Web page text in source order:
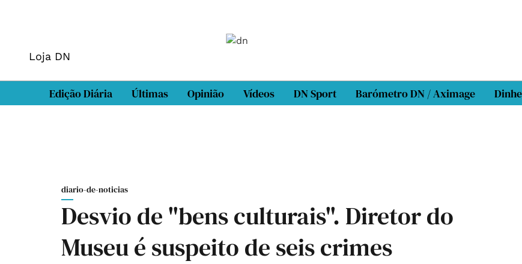
Loja DN
Edição Diária Últimas Opinião Vídeos DN Sport Barómetro DN / Aximage
diario-de-noticias
Desvio de "bens culturais". Diretor do
Museu é suspeito de seis crimes